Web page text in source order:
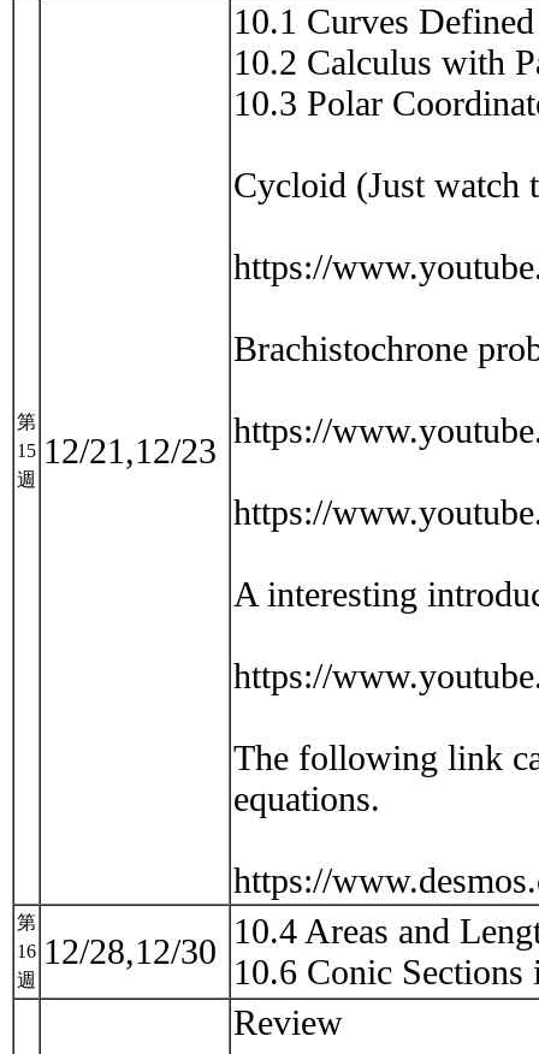
第
15
週
12/21,12/23
10.1 Curves
10.2 Calculus with
10.3 Polar
Cycloid (Just watch
https://
Brachistochrone
https://
https://
A interesting
https://
The following link
equations.
https://
第
16
週
12/28,12/30 10.4 Areas and
10.6 Conic
Review